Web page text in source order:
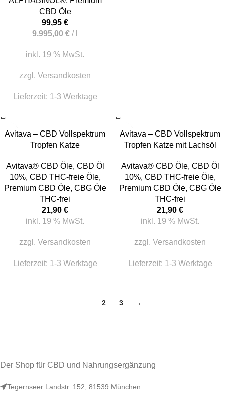
CBD Öle
99,95 €
9.995,00 € /
inkl. 19 % MwSt.
zzgl. Versandkosten
Lieferzeit: 1-3 Werktage
Avitava – CBD Vollspektrum
Tropfen Katze
Avitava® CBD Öle, CBD Öl
10%, CBD THC-freie Öle,
Premium CBD Öle, CBG Öle
THC-frei
21,90 €
inkl. 19 % MwSt.
zzgl. Versandkosten
Lieferzeit: 1-3 Werktage
Avitava – CBD Vollspektrum
Tropfen Katze mit Lachsöl
Avitava® CBD Öle, CBD Öl
10%, CBD THC-freie Öle,
Premium CBD Öle, CBG Öle
THC-frei
21,90 €
inkl. 19 % MwSt.
zzgl. Versandkosten
Lieferzeit: 1-3 Werktage
2 3 →
Der Shop für CBD und Nahrungsergänzung
Tegernseer Landstr. 152, 81539 München